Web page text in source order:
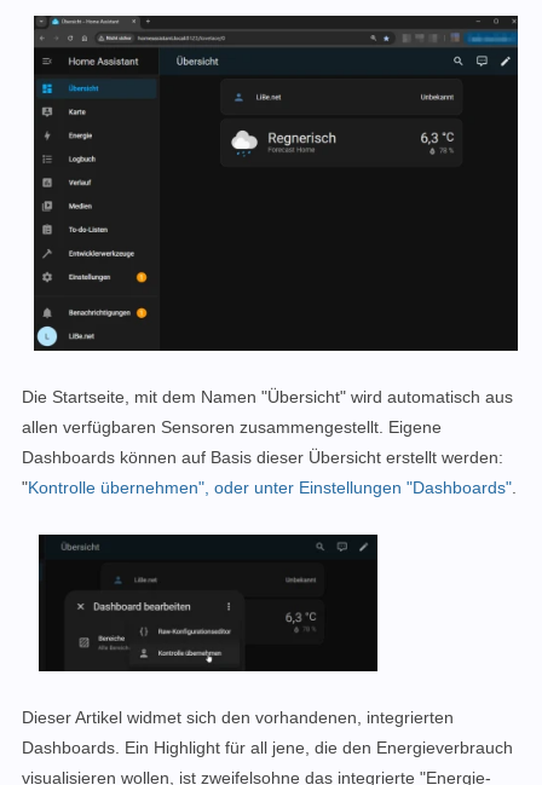
Die Startseite, mit dem Namen "Übersicht" wird automatisch aus
allen verfügbaren Sensoren zusammengestellt. Eigene
Dashboards können auf Basis dieser Übersicht erstellt werden:
"Kontrolle übernehmen", oder unter Einstellungen "Dashboards".
Dieser Artikel widmet sich den vorhandenen, integrierten
Dashboards. Ein Highlight für all jene, die den Energieverbrauch
visualisieren wollen, ist zweifelsohne das integrierte "Energie-